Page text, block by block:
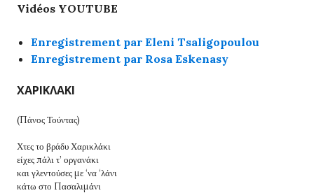
Vidéos YOUTUBE
Enregistrement par Eleni Tsaligopoulou
Enregistrement par Rosa Eskenasy
ΧΑΡΙΚΛΑΚΙ
(Πάνος Τούντας)
Χτες το βράδυ Χαρικλάκι
είχες πάλι τ’ οργανάκι
και γλεντούσες με ‘να ‘λάνι
κάτω στο Πασαλιμάνι